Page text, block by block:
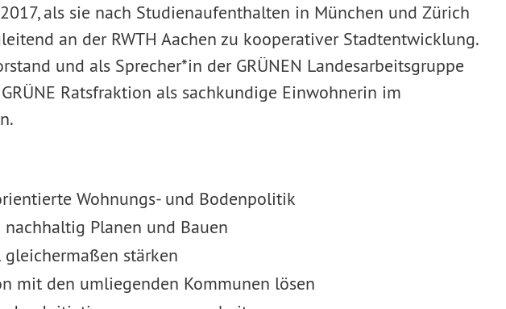
als sie nach Studienaufenthalten in München und Zürich
an der RWTH Aachen zu kooperativer Stadtentwicklung.
und als Sprecher*in der GRÜNEN Landesarbeitsgruppe
Ratsfraktion als sachkundige Einwohnerin im
Wohnungs- und Bodenpolitik
Planen und Bauen
stärken
mit den umliegenden Kommunen lösen